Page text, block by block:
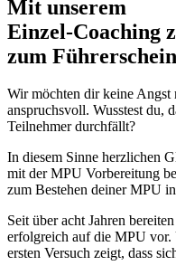
Mit unserem
Einzel-Coaching
zum Führerschein
Wir möchten dir keine Angst
anspruchsvoll. Wusstest du,
Teilnehmer durchfällt?
In diesem Sinne herzlichen
mit der MPU Vorbereitung
zum Bestehen deiner MPU
Seit über acht Jahren
erfolgreich auf die MPU vor.
ersten Versuch zeigt, dass